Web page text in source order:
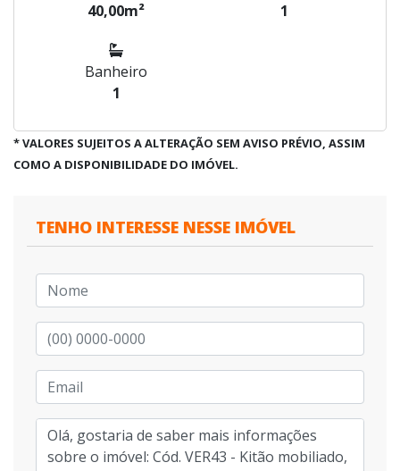
40,00m²
1
Banheiro
1
* VALORES SUJEITOS A ALTERAÇÃO SEM AVISO PRÉVIO, ASSIM
COMO A DISPONIBILIDADE DO IMÓVEL.
TENHO INTERESSE NESSE IMÓVEL